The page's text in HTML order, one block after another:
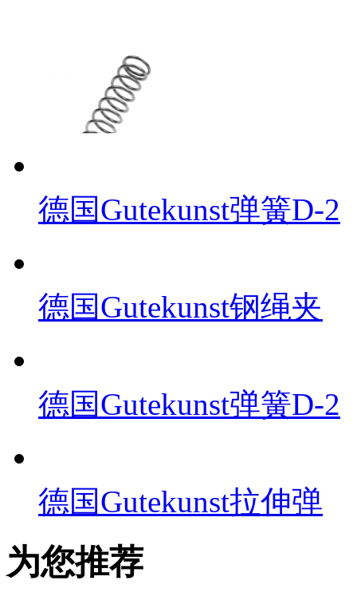
德国Gutekunst弹簧D-2
德国Gutekunst钢绳夹
德国Gutekunst弹簧D-2
德国Gutekunst拉伸弹
为您推荐